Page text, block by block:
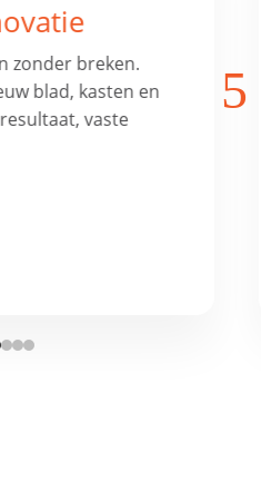
toilet
badkamer of toilet
Alles netjes
waterdicht.
5